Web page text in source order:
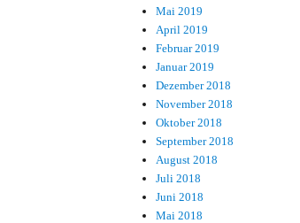
Mai 2019
April 2019
Februar 2019
Januar 2019
Dezember 2018
November 2018
Oktober 2018
September 2018
August 2018
Juli 2018
Juni 2018
Mai 2018